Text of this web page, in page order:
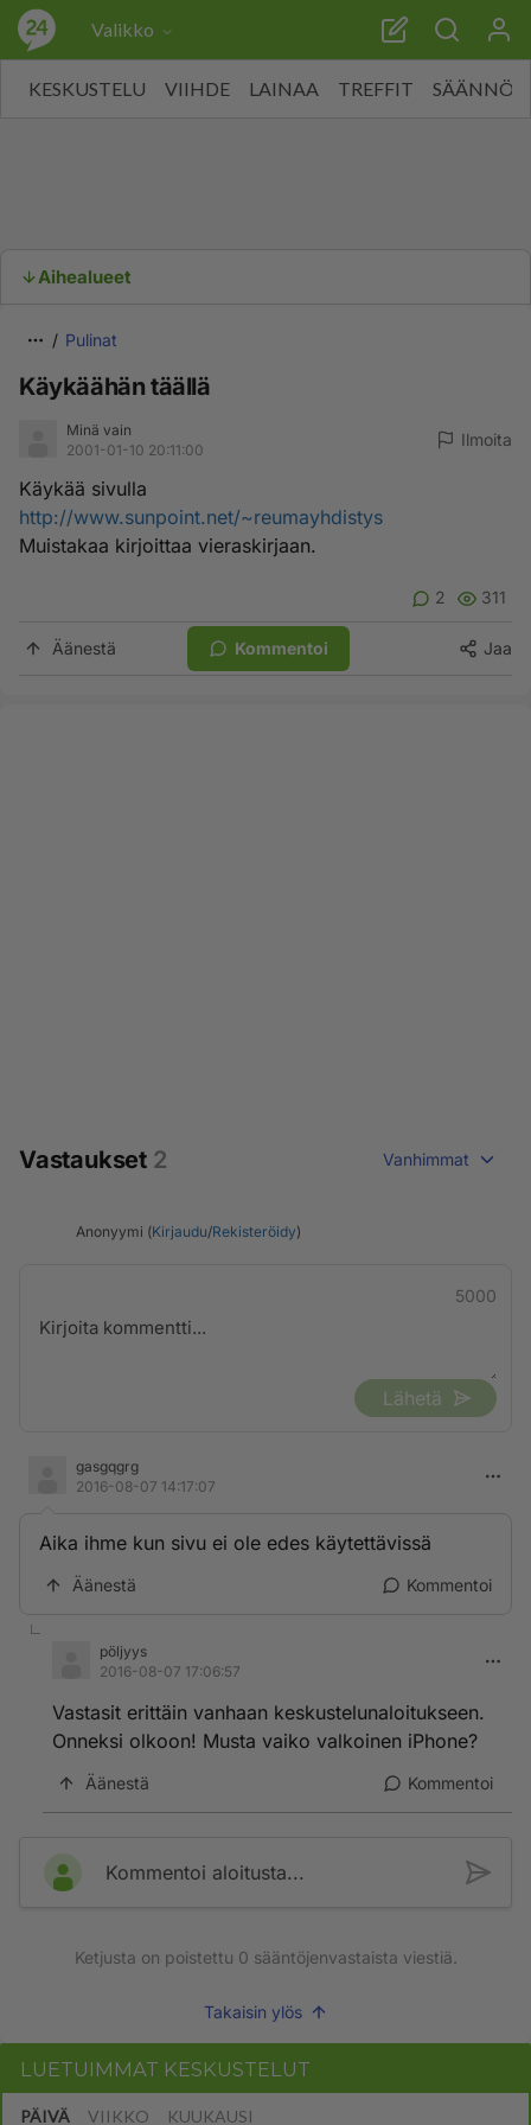
Valikko
KESKUSTELU VIIHDE LAINAA TREFFIT SÄÄNNÖT
Aihealueet
Pulinat
Käykäähän täällä
Minä vain
2001-01-10 20:11:00
Ilmoita
Käykää sivulla
http://www.sunpoint.net/~reumayhdistys
Muistakaa kirjoittaa vieraskirjaan.
2 311
Äänestä Kommentoi Jaa
Vastaukset 2 Vanhimmat
Anonyymi (Kirjaudu/Rekisteröidy)
5000
Lähetä
gasgqgrg
2016-08-07 14:17:07
Aika ihme kun sivu ei ole edes käytettävissä
Äänestä Kommentoi
pöljyys
2016-08-07 17:06:57
Vastasit erittäin vanhaan keskustelunaloitukseen.
Onneksi olkoon! Musta vaiko valkoinen iPhone?
Äänestä Kommentoi
Kommentoi aloitusta...
Ketjusta on poistettu 0 sääntöjenvastaista viestiä.
Takaisin ylös
LUETUIMMAT KESKUSTELUT
PÄIVÄ VIIKKO KUUKAUSI